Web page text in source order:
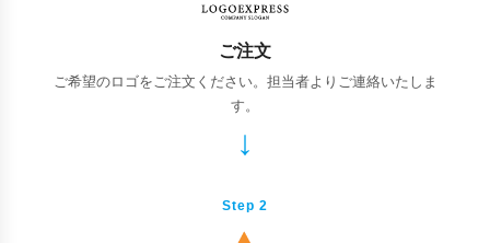
ご注文
ご希望のロゴをご注文ください。担当者よりご連絡いたしま
す。
Step 2